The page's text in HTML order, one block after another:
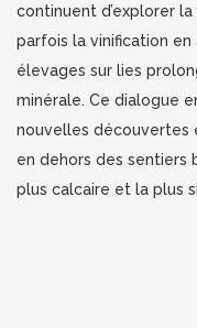
continuent d’explorer
parfois la vinification
élevages sur lies
minérale. Ce dialogue
nouvelles découvertes
en dehors des sentiers
plus calcaire et la plus